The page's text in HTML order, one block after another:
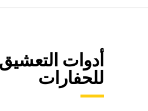
أدوات
للحفارات